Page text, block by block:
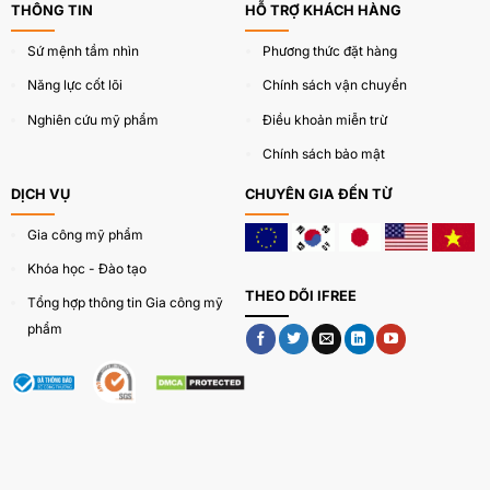
độc quyền.
Chai mini bỏ túi: Nhỏ gọn, tiện lợi, phù hợp với dòng
sản phẩm di động.
Chai hình học độc đáo: Thiết kế lạ mắt, tạo cảm
Dung tích: 10ml, 20ml, 50ml, 100ml
Tùy chỉnh bao bì theo yêu cầu, tạo nên sản phẩm độc
đáo cho thương hiệu của bạn!
THÔNG TIN
Sứ mệnh tầm nhìn
Năng lực cốt lõi
Nghiên cứu mỹ phẩm
HỖ TRỢ KHÁCH HÀNG
Phương thức đặt hàng
Chính sách vận chuyển
Điều khoản miễn trừ
Chính sách bảo mật
DỊCH VỤ
Gia công mỹ phẩm
Khóa học - Đào tạo
Tổng hợp thông tin Gia công mỹ
phẩm
CHUYÊN GIA ĐẾN TỪ
THEO DÕI IFREE